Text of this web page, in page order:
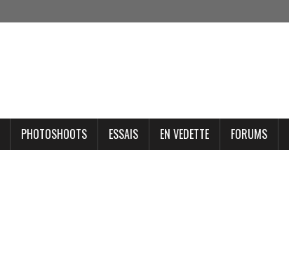
PHOTOSHOOTS ESSAIS EN VEDETTE FORUMS